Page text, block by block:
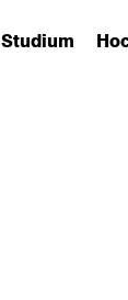
Studium
(has